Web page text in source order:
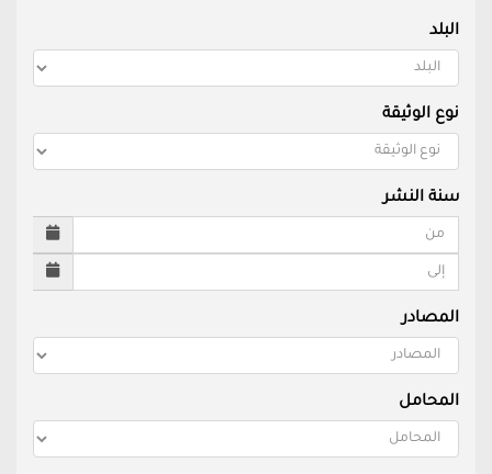
البلد
نوع الوثيقة
سنة النشر
المصادر
المحامل